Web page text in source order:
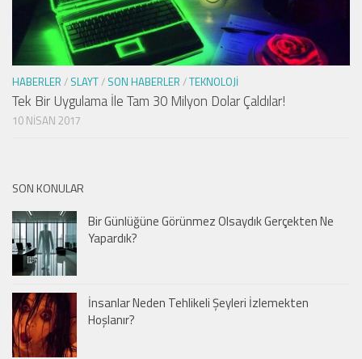
HABERLER / SLAYT/ SON HABERLER /TEKNOLOJI
Tek Bir Uygulama İle Tam 30 Milyon Dolar Çaldılar!
10 NISAN 2017
SON KONULAR
Bir Günlüğüne Görünmez Olsaydık Gerçekten Ne
Yapardık?
İnsanlar Neden Tehlikeli Şeyleri İzlemekten
Hoşlanır?